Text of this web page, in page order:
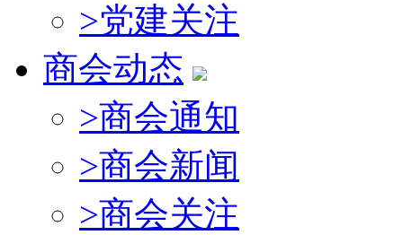
>党建关注
商会动态
>商会通知
>商会新闻
>商会关注